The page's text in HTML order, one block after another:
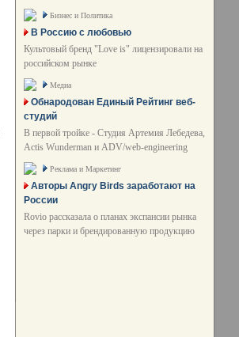
Бизнес и Политика
В Россию с любовью
Культовый бренд "Love is" лицензировали на
российском рынке
Медиа
Обнародован Единый Рейтинг веб-
студий
В первой тройке - Студия Артемия Лебедева,
Actis Wunderman и ADV/web-engineering
Реклама и Маркетинг
Авторы Angry Birds заработают на
России
Rovio рассказала о планах экспансии рынка
через парки и брендированную продукцию